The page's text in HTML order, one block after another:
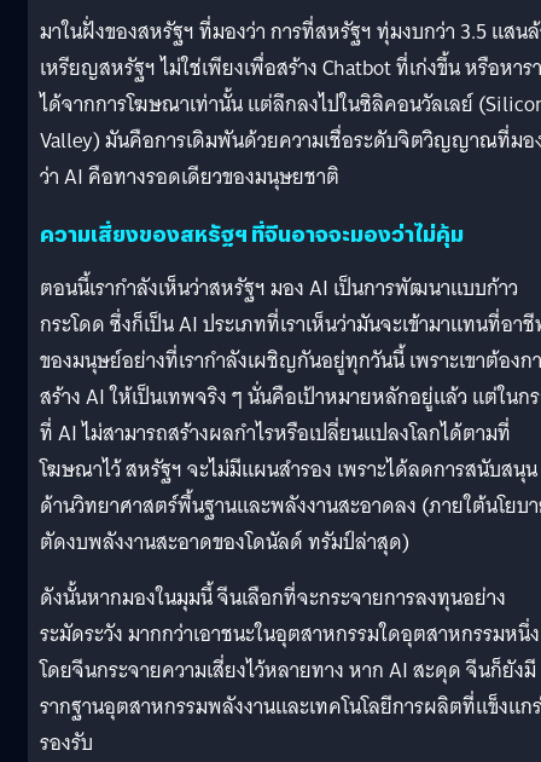
มาในฝั่งของสหรัฐฯ ที่มองว่า การที่สหรัฐฯ ทุ่มงบกว่า 3.5 แสน
เหรียญสหรัฐฯ ไม่ใช่เพียงเพื่อสร้าง Chatbot ที่เก่งขึ้น หรือหาร
ได้จากการโฆษณาเท่านั้น แต่ลึกลงไปในซิลิคอนวัลเลย์
Valley) มันคือการเดิมพันด้วยความเชื่อระดับจิตวิญญาณที่มอ
ว่า AI คือทางรอดเดียวของมนุษยชาติ
ความเสี่ยงของสหรัฐฯ ที่จีนอาจจะมองว่าไม่คุ้ม
ตอนนี้เรากำลังเห็นว่าสหรัฐฯ มอง AI เป็นการพัฒนาแบบก้าว
กระโดด ซึ่งก็เป็น AI ประเภทที่เราเห็นว่ามันจะเข้ามาแทนที่อา
ของมนุษย์อย่างที่เรากำลังเผชิญกันอยู่ทุกวันนี้ เพราะเขาต้องก
สร้าง AI ให้เป็นเทพจริง ๆ นั่นคือเป้าหมายหลักอยู่แล้ว แต่ใน
ที่ AI ไม่สามารถสร้างผลกำไรหรือเปลี่ยนแปลงโลกได้ตามที่
โฆษณาไว้ สหรัฐฯ จะไม่มีแผนสำรอง เพราะได้ลดการสนับสนุน
ด้านวิทยาศาสตร์พื้นฐานและพลังงานสะอาดลง (ภายใต้นโยบ
ตัดงบพลังงานสะอาดของโดนัลด์ ทรัมป์ล่าสุด)
ดังนั้นหากมองในมุมนี้ จีนเลือกที่จะกระจายการลงทุนอย่าง
ระมัดระวัง มากกว่าเอาชนะในอุตสาหกรรมใดอุตสาหกรรมหนึ่ง
โดยจีนกระจายความเสี่ยงไว้หลายทาง หาก AI สะดุด จีนก็ยังมี
รากฐานอุตสาหกรรมพลังงานและเทคโนโลยีการผลิตที่แข็งแก
รองรับ